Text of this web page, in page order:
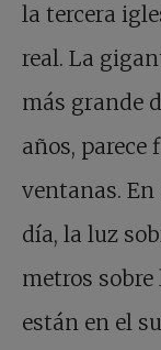
la tercera
real. La
más grande
años, parece
ventanas.
día, la luz
metros sobre
están en el